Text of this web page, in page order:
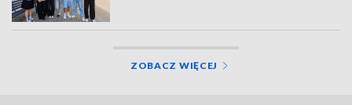
ZOBACZ WIĘCEJ